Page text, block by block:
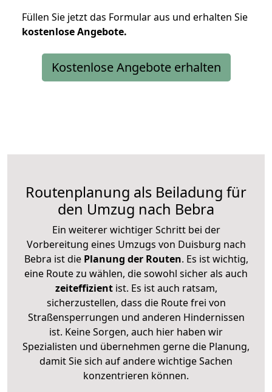
Füllen Sie jetzt das Formular aus und erhalten Sie
kostenloseAngebote.
Kostenlose Angebote erhalten
Routenplanung als Beiladung für
den Umzug nach Bebra
Ein weiterer wichtiger Schritt bei der
Vorbereitung eines Umzugs von Duisburg nach
Bebra ist diePlanung der Routen. Es ist wichtig,
eine Route zu wählen, die sowohl sicher als auch
zeiteffizientist. Es ist auch ratsam,
sicherzustellen, dass die Route frei von
Straßensperrungen und anderen Hindernissen
ist. Keine Sorgen, auch hier haben wir
Spezialisten und übernehmen gerne die Planung,
damit Sie sich auf andere wichtige Sachen
konzentrieren können.